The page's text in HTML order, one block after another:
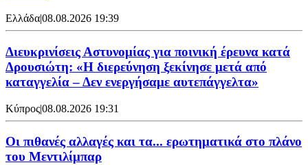
Ελλάδα|08.08.2026 19:39
Διευκρινίσεις Αστυνομίας για ποινική έρευνα κατά
Δρουσιώτη: «Η διερεύνηση ξεκίνησε μετά από
καταγγελία – Δεν ενεργήσαμε αυτεπάγγελτα»
Κύπρος|08.08.2026 19:31
Οι πιθανές αλλαγές και τα... ερωτηματικά στο πλάνο
του Μεντιλίμπαρ